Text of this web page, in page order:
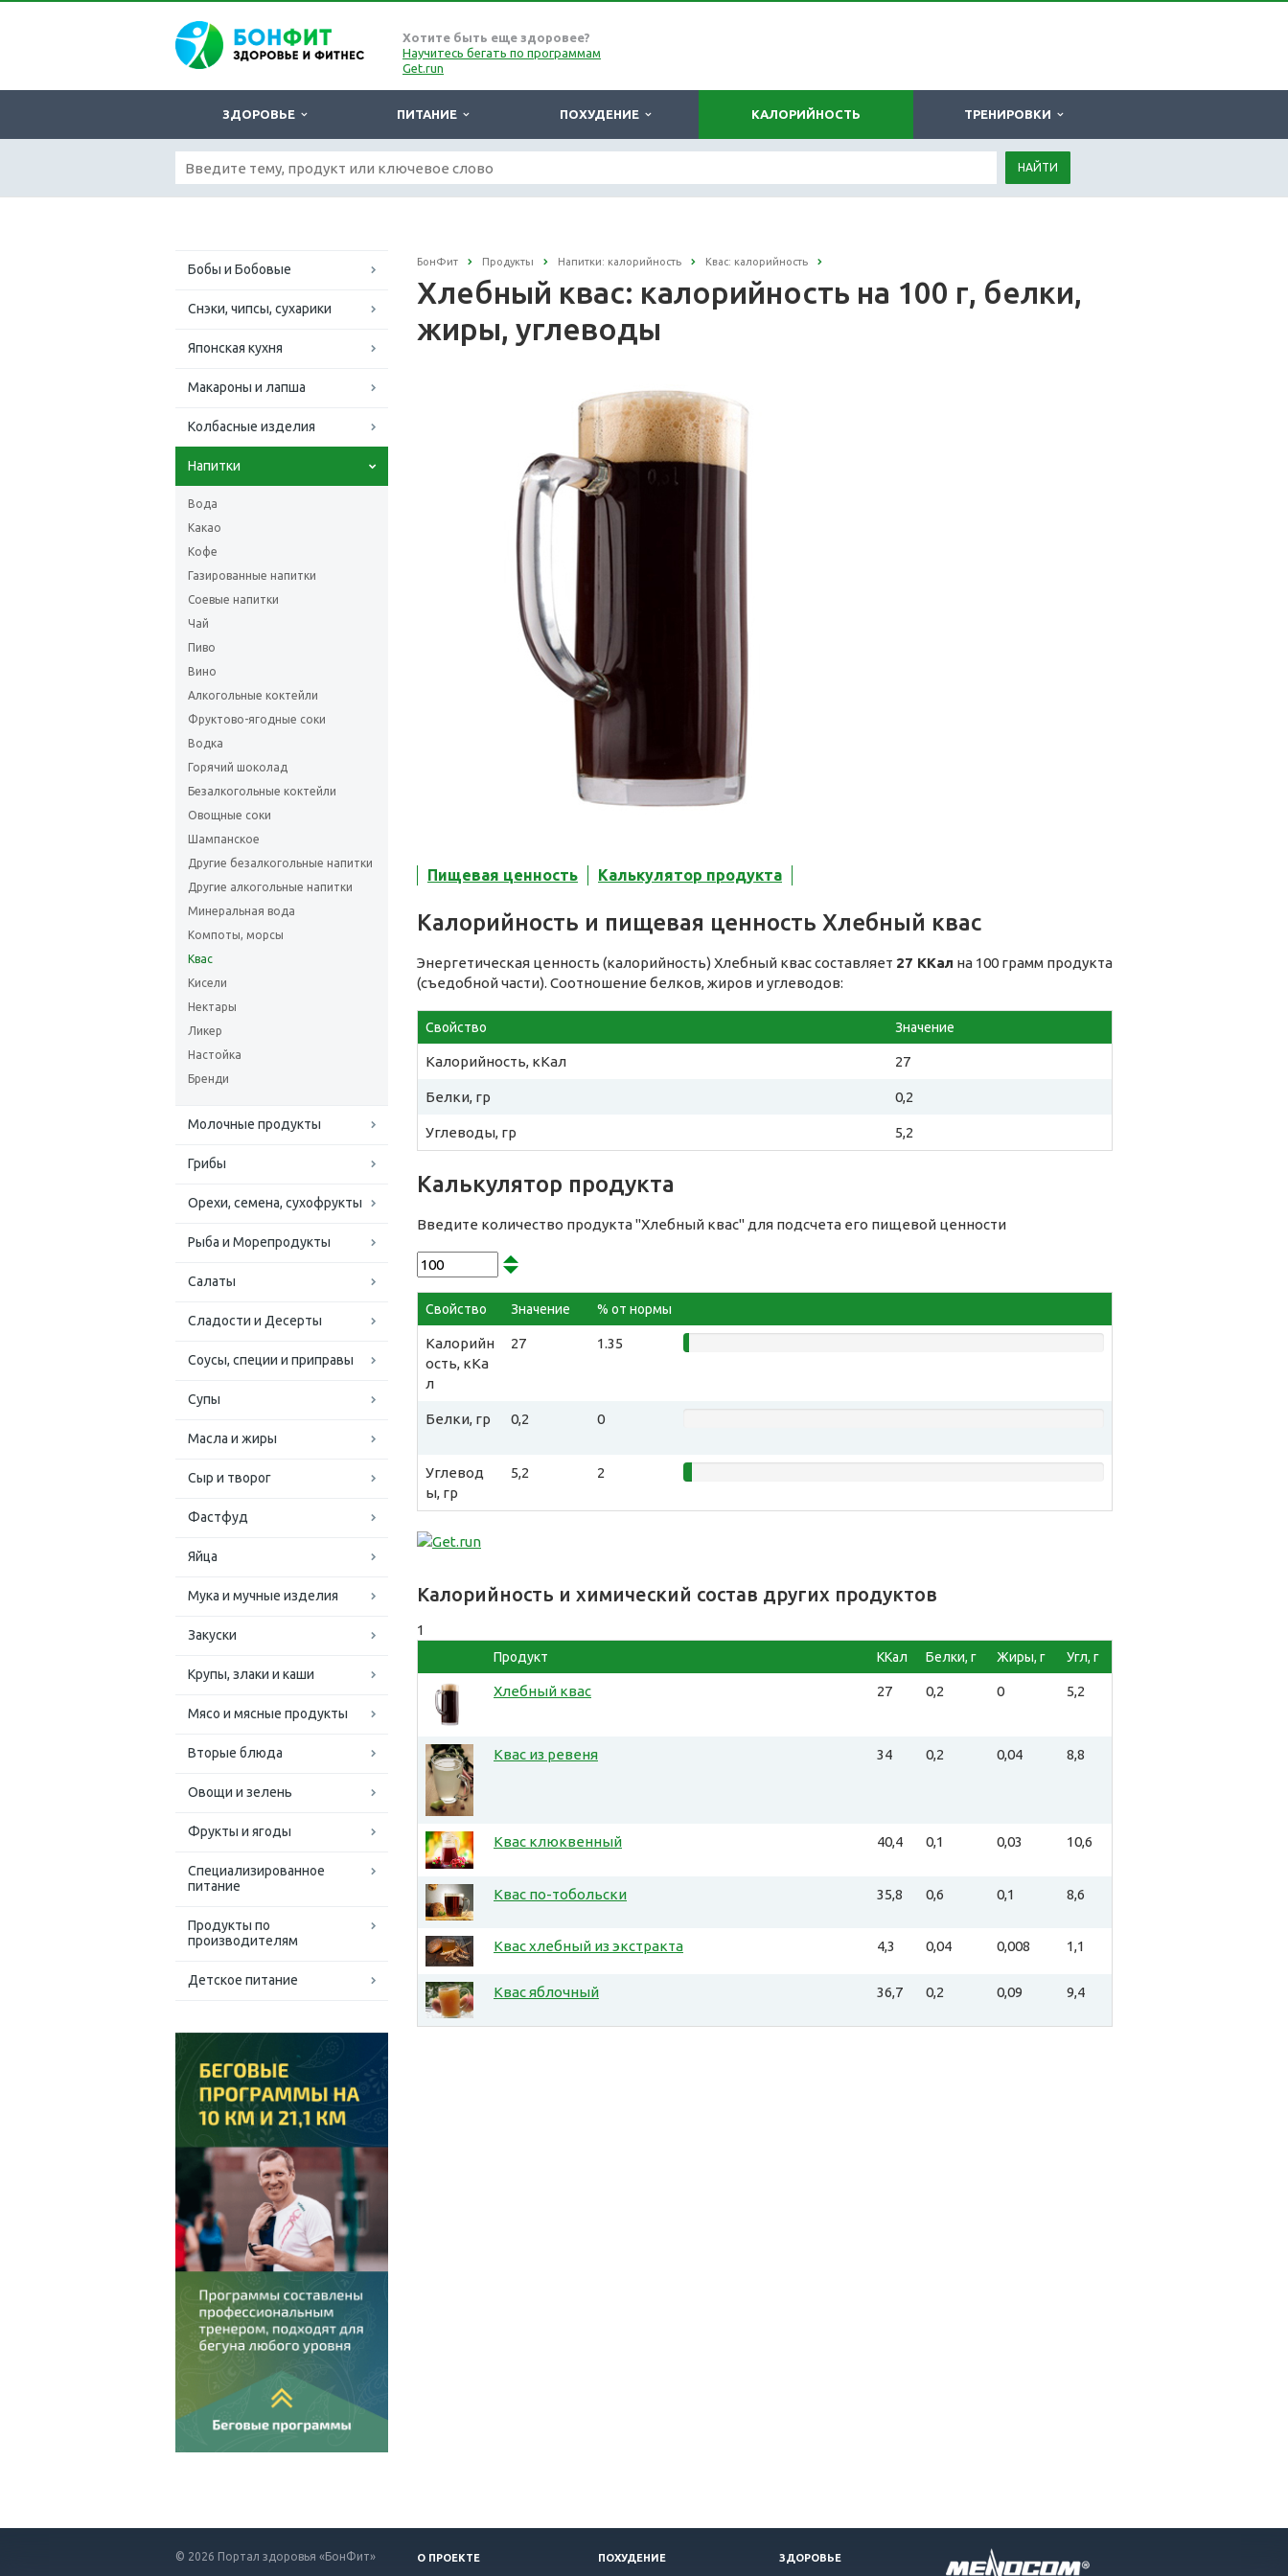
Хотите быть еще здоровее?
Научитесь бегать по программам
Get.run
ЗДОРОВЬЕ ПИТАНИЕ ПОХУДЕНИЕ КАЛОРИЙНОСТЬ ТРЕНИРОВКИ
НАЙТИ
Бобы и Бобовые
Снэки, чипсы, сухарики
Японская кухня
Макароны и лапша
Колбасные изделия
Напитки
Вода
Какао
Кофе
Газированные напитки
Соевые напитки
Чай
Пиво
Вино
Алкогольные коктейли
Фруктово-ягодные соки
Водка
Горячий шоколад
Безалкогольные коктейли
Овощные соки
Шампанское
Другие безалкогольные напитки
Другие алкогольные напитки
Минеральная вода
Компоты, морсы
Квас
Кисели
Нектары
Ликер
Настойка
Бренди
Молочные продукты
Грибы
Орехи, семена, сухофрукты
Рыба и Морепродукты
Салаты
Сладости и Десерты
Соусы, специи и приправы
Супы
Масла и жиры
Сыр и творог
Фастфуд
Яйца
Мука и мучные изделия
Закуски
Крупы, злаки и каши
Мясо и мясные продукты
Вторые блюда
Овощи и зелень
Фрукты и ягоды
Специализированное
питание
Продукты по
производителям
Детское питание
БонФит Продукты Напитки: калорийность Квас: калорийность
Хлебный квас: калорийность на 100 г, белки,
жиры, углеводы
Пищевая ценность Калькулятор продукта
Калорийность и пищевая ценность Хлебный квас
Энергетическая ценность (калорийность) Хлебный квас составляет 27 ККал на 100 грамм продукта
(съедобной части). Соотношение белков, жиров и углеводов:
Свойство Значение
Калорийность, кКал 27
Белки, гр 0,2
Углеводы, гр 5,2
Калькулятор продукта
Введите количество продукта "Хлебный квас" для подсчета его пищевой ценности
Свойство Значение % от нормы
Калорийн
ость, кКа
л
27 1.35
Белки, гр 0,2 0
Углевод
ы, гр
5,2 2
Калорийность и химический состав других продуктов
1
Продукт ККал Белки, г Жиры, г Угл, г
Хлебный квас 27 0,2 0 5,2
Квас из ревеня 34 0,2 0,04 8,8
Квас клюквенный 40,4 0,1 0,03 10,6
Квас по-тобольски 35,8 0,6 0,1 8,6
Квас хлебный из экстракта 4,3 0,04 0,008 1,1
Квас яблочный 36,7 0,2 0,09 9,4
© 2026 Портал здоровья «БонФит» О ПРОЕКТЕ ПОХУДЕНИЕ ЗДОРОВЬЕ